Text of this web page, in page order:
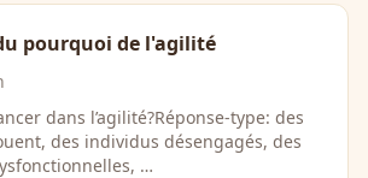
pourquoi de l'agilité
dans l’agilité?Réponse-type: des
des individus désengagés, des
…